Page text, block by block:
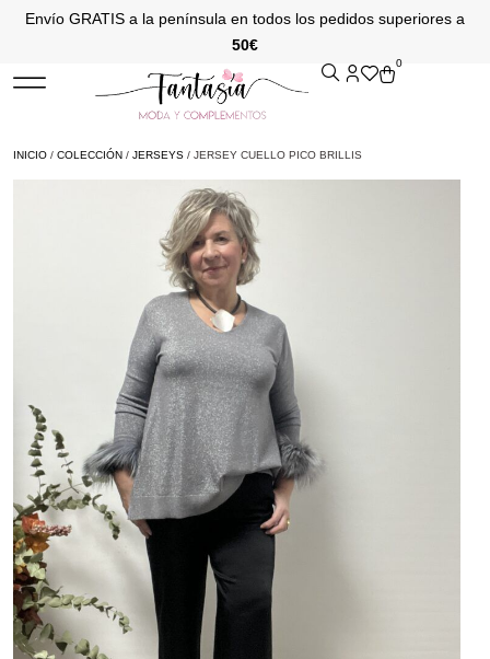
Envío GRATIS a la península en todos los pedidos superiores a
50€
0
INICIO / COLECCIÓN / JERSEYS / JERSEY CUELLO PICO BRILLIS